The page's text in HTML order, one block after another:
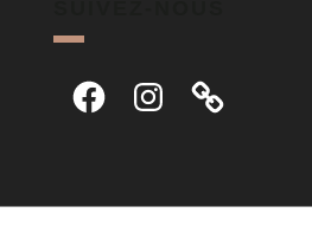
FacebookInstagram